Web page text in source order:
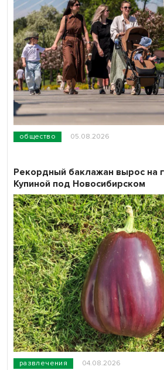
общество 05.08.2026
развлечения 04.08.2026
Рекордный баклажан вырос на
Купиной под Новосибирском